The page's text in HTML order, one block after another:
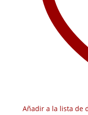
Añadir a la lista de